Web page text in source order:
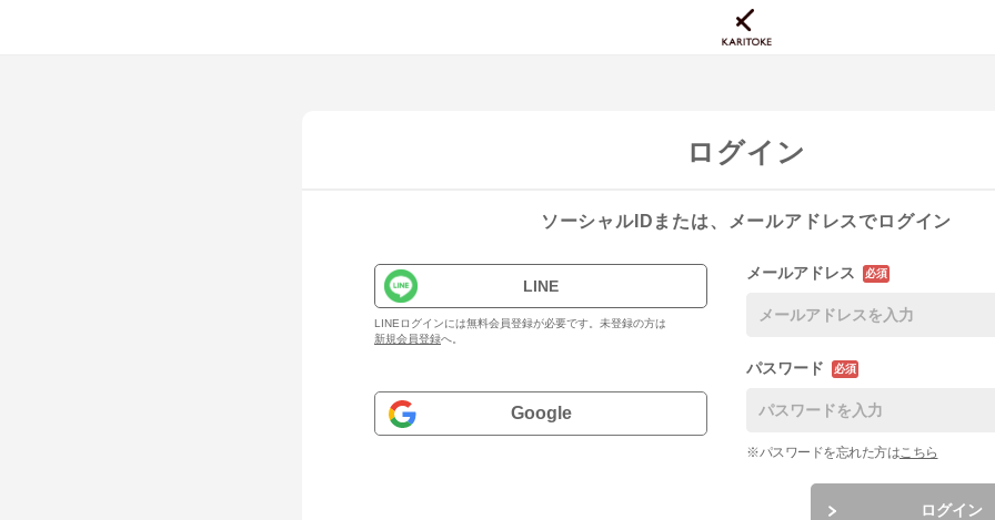
ログイン
ソーシャルIDまたは、メールアドレスでログイン
LINE
LINEログインには無料会員登録が必要です。未登録の方は
新規会員登録へ。
Google
メールアドレス 必須
パスワード 必須
※パスワードを忘れた方はこちら
ログイン